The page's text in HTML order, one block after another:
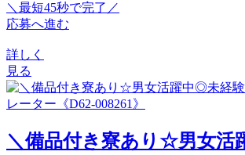
＼最短45秒で完了／
応募へ進む
詳しく
見る
＼備品付き寮あり☆男女活